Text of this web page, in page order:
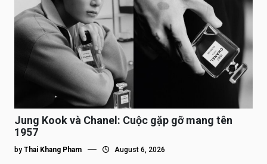
Jung Kook và Chanel: Cuộc gặp gỡ mang tên
1957
by Thai Khang Pham August 6, 2026